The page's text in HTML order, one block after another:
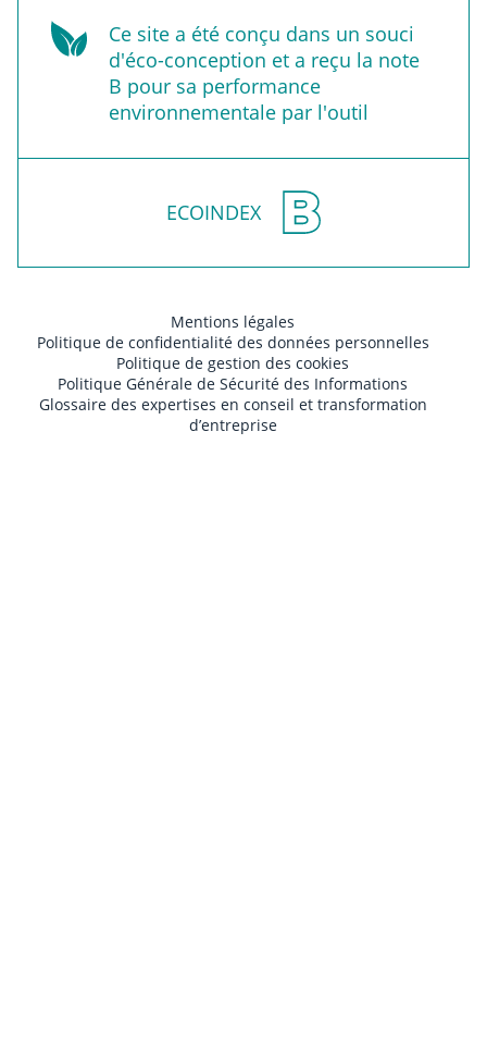
Ce site a été conçu dans un souci
d'éco-conception et a reçu la note
B pour sa performance
environnementale par l'outil
ECOINDEX
Mentions légales
Politique de confidentialité des données personnelles
Politique de gestion des cookies
Politique Générale de Sécurité des Informations
Glossaire des expertises en conseil et transformation
d’entreprise